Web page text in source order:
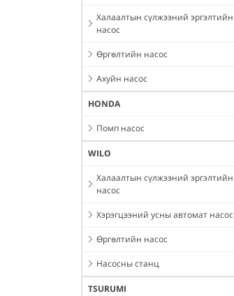
Халаалтын сүлжээний эргэлтийн
насос
Өргөлтийн насос
Ахуйн насос
HONDA
Помп насос
WILO
Халаалтын сүлжээний эргэлтийн
насос
Хэрэгцээний усны автомат насос
Өргөлтийн насос
Насосны станц
TSURUMI